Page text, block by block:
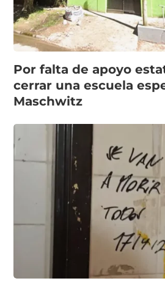
Por falta de apoyo
cerrar una escuela
Maschwitz